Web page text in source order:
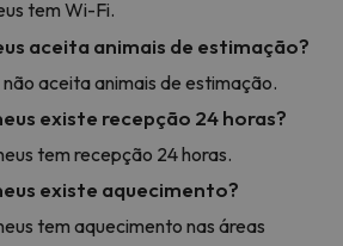
tem Wi-Fi.
aceita animais de estimação?
aceita animais de estimação.
existe recepção 24 horas?
tem recepção 24 horas.
existe aquecimento?
tem aquecimento nas áreas